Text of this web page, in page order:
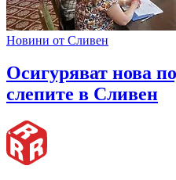
Новини от Сливен
Oсигуряват нова
слепите в Сливен